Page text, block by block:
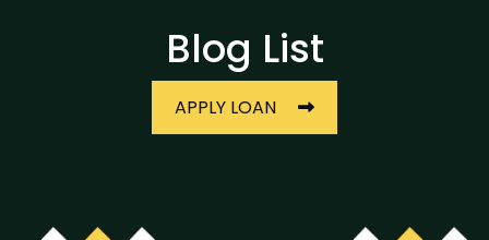
Blog List
APPLY LOAN